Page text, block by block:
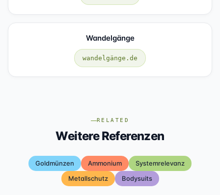
Wandelgänge
wandelgänge.de
RELATED
Weitere Referenzen
Goldmünzen Ammonium
Systemrelevanz
Metallschutz
Bodysuits